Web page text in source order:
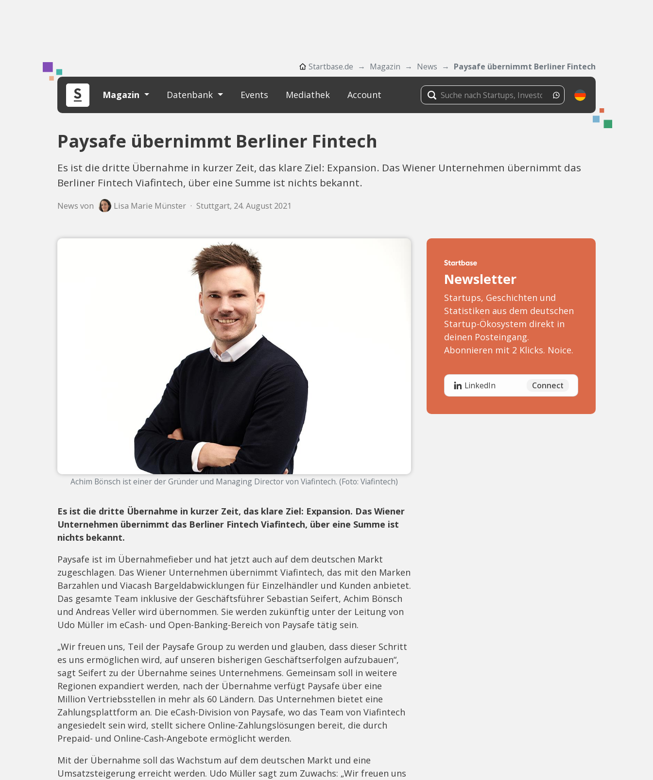
Startbase.de Magazin News Paysafe übernimmt Berliner Fintech
Magazin Datenbank Events Mediathek Account
Paysafe übernimmt Berliner Fintech
Es ist die dritte Übernahme in kurzer Zeit, das klare Ziel: Expansion. Das Wiener Unternehmen übernimmt das
Berliner Fintech Viafintech, über eine Summe ist nichts bekannt.
News von Lisa Marie Münster · Stuttgart, 24. August 2021
Achim Bönsch ist einer der Gründer und Managing Director von Viafintech. (Foto: Viafintech)
Es ist die dritte Übernahme in kurzer Zeit, das klare Ziel: Expansion. Das Wiener
Unternehmen übernimmt das Berliner Fintech Viafintech, über eine Summe ist
nichts bekannt.
Paysafe ist im Übernahmefieber und hat jetzt auch auf dem deutschen Markt
zugeschlagen. Das Wiener Unternehmen übernimmt Viafintech, das mit den Marken
Barzahlen und Viacash Bargeldabwicklungen für Einzelhändler und Kunden anbietet.
Das gesamte Team inklusive der Geschäftsführer Sebastian Seifert, Achim Bönsch
und Andreas Veller wird übernommen. Sie werden zukünftig unter der Leitung von
Udo Müller im eCash- und Open-Banking-Bereich von Paysafe tätig sein.
„Wir freuen uns, Teil der Paysafe Group zu werden und glauben, dass dieser Schritt
es uns ermöglichen wird, auf unseren bisherigen Geschäftserfolgen aufzubauen“,
sagt Seifert zu der Übernahme seines Unternehmens. Gemeinsam soll in weitere
Regionen expandiert werden, nach der Übernahme verfügt Paysafe über eine
Million Vertriebsstellen in mehr als 60 Ländern. Das Unternehmen bietet eine
Zahlungsplattform an. Die eCash-Division von Paysafe, wo das Team von Viafintech
angesiedelt sein wird, stellt sichere Online-Zahlungslösungen bereit, die durch
Prepaid- und Online-Cash-Angebote ermöglicht werden.
Mit der Übernahme soll das Wachstum auf dem deutschen Markt und eine
Umsatzsteigerung erreicht werden. Udo Müller sagt zum Zuwachs: „Wir freuen uns
Newsletter
Startups, Geschichten und
Statistiken aus dem deutschen
Startup-Ökosystem direkt in
deinen Posteingang.
Abonnieren mit 2 Klicks. Noice.
LinkedIn Connect